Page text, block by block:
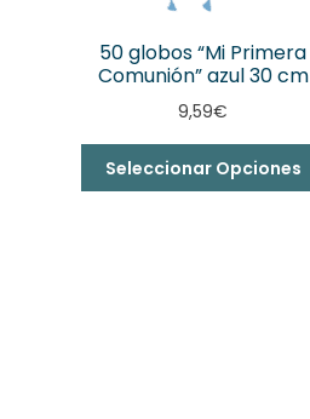
50 globos “Mi Primera
Comunión” azul 30 cm
9,59€
Seleccionar Opciones